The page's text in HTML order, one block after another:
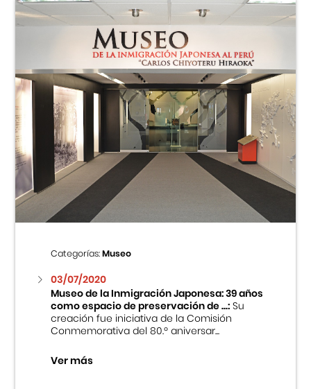
Categorías:Museo
03/07/2020
Museo de la Inmigración Japonesa: 39 años
como espacio de preservación de ...:Su
creación fue iniciativa de la Comisión
Conmemorativa del 80.º aniversar...
Ver más